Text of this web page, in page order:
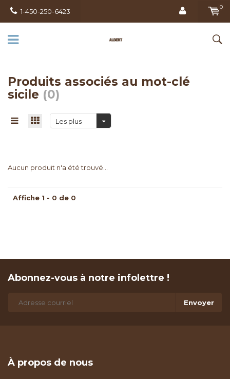
1-450-250-6423
0
Produits associés au mot-clé
sicile (0)
Les plus
Aucun produit n'a été trouvé...
Affiche 1 - 0 de 0
Abonnez-vous à notre infolettre !
Envoyer
À propos de nous